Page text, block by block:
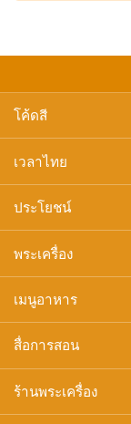
โค้ดสี
เวลาไทย
ประโยชน์
พระเครื่อง
เมนูอาหาร
สื่อการสอน
ร้านพระเครื่อง